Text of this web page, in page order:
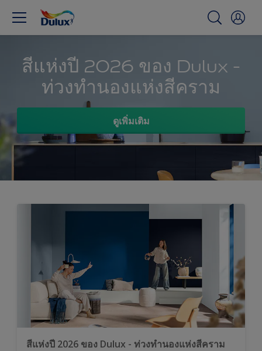
สีแห่งปี 2026 ของ Dulux -
ท่วงทำนองแห่งสีคราม
ดูเพิ่มเติม
สีแห่งปี 2026 ของ Dulux - ท่วงทำนองแห่งสีคราม